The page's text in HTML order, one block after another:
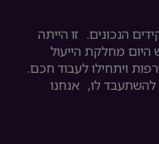
הנכונים. זו הייתה
מחלקת הייעול
ויתחילו לעבוד חכם.
להשתעבד לו, אנחנו